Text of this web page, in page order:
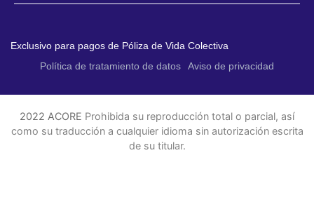
Exclusivo para pagos de Póliza de Vida Colectiva
Política de tratamiento de datos
Aviso de privacidad
2022 ACORE Prohibida su reproducción total o parcial, así
como su traducción a cualquier idioma sin autorización escrita
de su titular.